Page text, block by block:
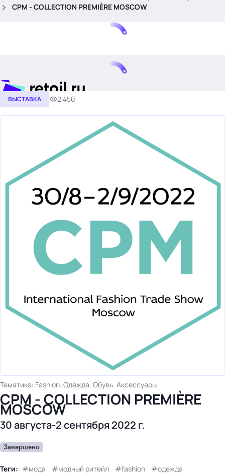
Тема месяца: Автоматизация на 1С
картина дня
темы
новости
материалы
события
бизнес-центр
СРМ - COLLECTION PREMIÈRE MOSCOW
ВЫСТАВКА 2 450
Тематика: Fashion. Одежда. Обувь. Аксессуары
СРМ - COLLECTION PREMIÈRE
MOSCOW
30 августа-2 сентября 2022 г.
Завершено
Теги: мода модный ритейл fashion одежда